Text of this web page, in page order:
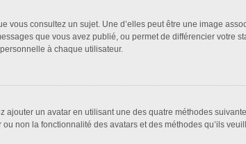
vous consultez un sujet. Une d’elles peut être une image
que vous avez publié, ou permet de différencier votre
à chaque utilisateur.
ajouter un avatar en utilisant une des quatre méthodes
non la fonctionnalité des avatars et des méthodes qu’ils